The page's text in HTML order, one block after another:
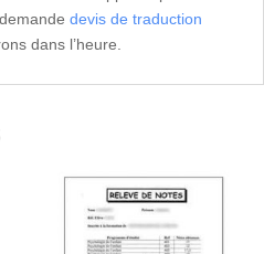
devis de traduction
dans l’heure.